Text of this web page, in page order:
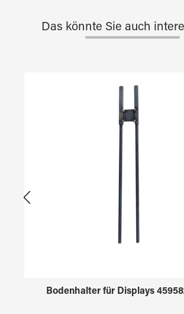
Das könnte Sie auch
Bodenhalter für Displays